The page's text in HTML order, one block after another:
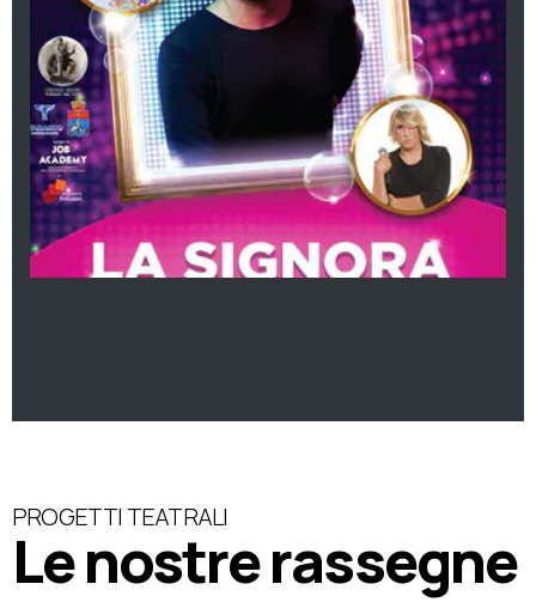
PROGETTI TEATRALI
Le nostre rassegne